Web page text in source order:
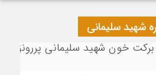
شهید سلیمانی